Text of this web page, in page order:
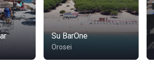
Su BarOne
Orosei